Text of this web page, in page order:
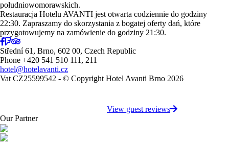
południowomorawskich.
Restauracja Hotelu AVANTI jest otwarta codziennie do godziny
22:30. Zapraszamy do skorzystania z bogatej oferty dań, które
przygotowujemy na zamówienie do godziny 21:30.
Střední 61, Brno, 602 00, Czech Republic
Phone +420 541 510 111, 211
hotel@hotelavanti.cz
Vat CZ25599542 - © Copyright Hotel Avanti Brno 2026
View guest reviews
Our Partner